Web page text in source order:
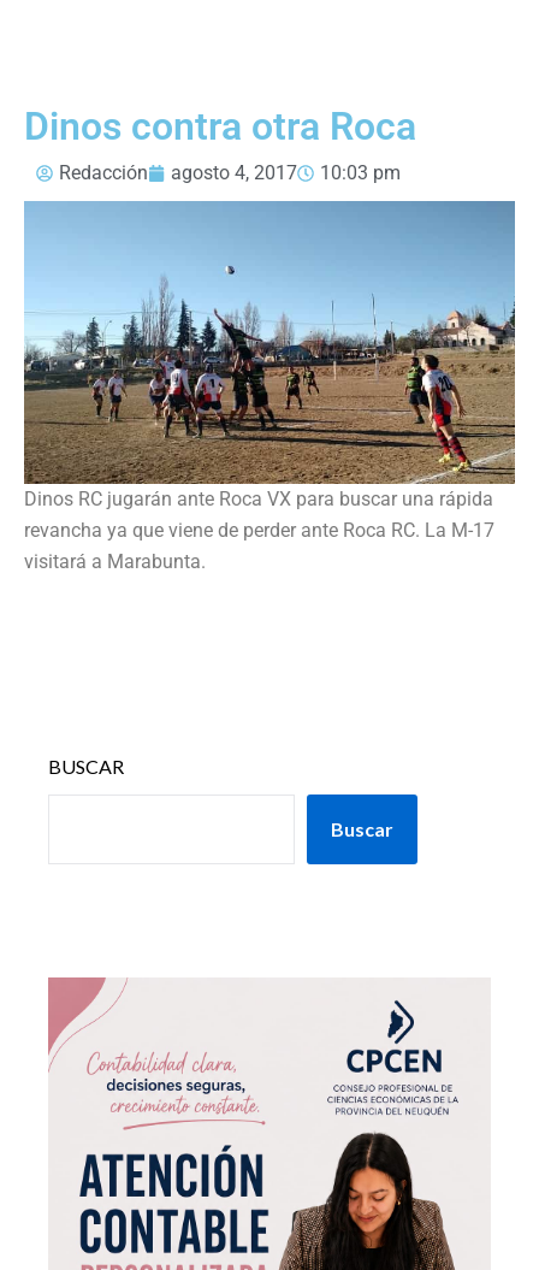
Dinos contra otra Roca
Redacción agosto 4, 2017 10:03 pm
Dinos RC jugarán ante Roca VX para buscar una rápida
revancha ya que viene de perder ante Roca RC. La M-17
visitará a Marabunta.
BUSCAR
Buscar